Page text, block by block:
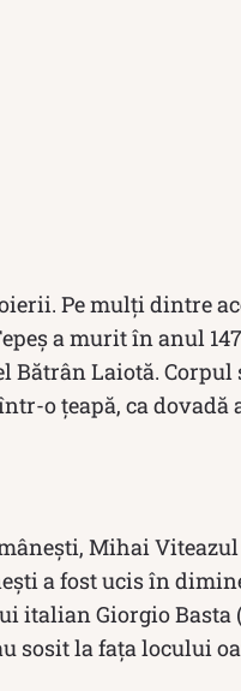
Pe mulți dintre
a murit în anul
Laiotă. Corpul
o ţeapă, ca
Mihai
a fost ucis în
Giorgio Basta
sosit la fața locului